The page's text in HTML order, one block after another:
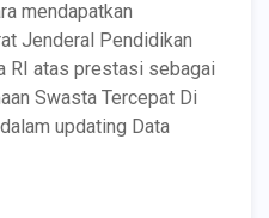
mendapatkan
Jenderal Pendidikan
RI atas prestasi sebagai
Swasta Tercepat Di
updating Data